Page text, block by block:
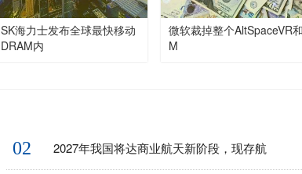
SK海力士发布全球最快移动
DRAM内
微软裁掉整个AltSpaceVR
M
02 2027年我国将达商业航天新阶段，现存航